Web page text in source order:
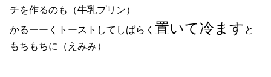
チを作るのも（牛乳プリン）
かるーーくトーストしてしばらく 置いて冷ます と
もちもちに（えみみ）